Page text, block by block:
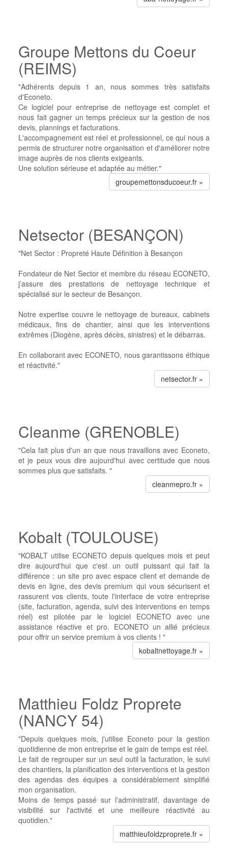
Groupe Mettons du Coeur
(REIMS)
"Adhérents depuis 1 an, nous sommes très satisfaits
d'Econeto.
Ce logiciel pour entreprise de nettoyage est complet et
nous fait gagner un temps précieux sur la gestion de nos
devis, plannings et facturations.
L'accompagnement est réel et professionnel, ce qui nous a
permis de structurer notre organisation et d'améliorer notre
image auprès de nos clients exigeants.
Une solution sérieuse et adaptée au métier."
groupemettonsducoeur.fr »
Netsector (BESANÇON)
"Net Sector : Propreté Haute Définition à Besançon
Fondateur de Net Sector et membre du réseau ECONETO,
j’assure des prestations de nettoyage technique et
spécialisé sur le secteur de Besançon.
Notre expertise couvre le nettoyage de bureaux, cabinets
médicaux, fins de chantier, ainsi que les interventions
extrêmes (Diogène, après décès, sinistres) et le débarras.
En collaborant avec ECONETO, nous garantissons éthique
et réactivité."
netsector.fr »
Cleanme (GRENOBLE)
"Cela fait plus d'un an que nous travaillons avec Econeto,
et je peux vous dire aujourd'hui avec certitude que nous
sommes plus que satisfaits. "
cleanmepro.fr »
Kobalt (TOULOUSE)
"KOBALT utilise ECONETO depuis quelques mois et peut
dire aujourd'hui que c'est un outil puissant qui fait la
différence : un site pro avec espace client et demande de
devis en ligne, des devis premium qui vous sécurisent et
rassurent vos clients, toute l'interface de votre entreprise
(site, facturation, agenda, suivi des interventions en temps
réel) est pilotée par le logiciel ECONETO avec une
assistance réactive et pro. ECONETO un allié précieux
pour offrir un service premium à vos clients ! "
kobaltnettoyage.fr »
Matthieu Foldz Proprete
(NANCY 54)
"Depuis quelques mois, j'utilise Econeto pour la gestion
quotidienne de mon entreprise et le gain de temps est réel.
Le fait de regrouper sur un seul outil la facturation, le suivi
des chantiers, la planification des interventions et la gestion
des agendas des équipes a considérablement simplifié
mon organisation.
Moins de temps passé sur l'administratif, davantage de
visibilité sur l'activité et une meilleure réactivité au
quotidien."
matthieufoldzproprete.fr »